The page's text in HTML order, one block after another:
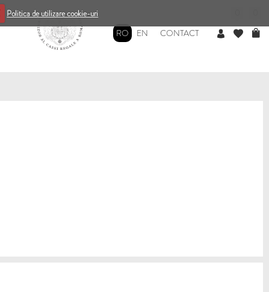
Politica de utilizare cookie-uri
RO EN CONTACT